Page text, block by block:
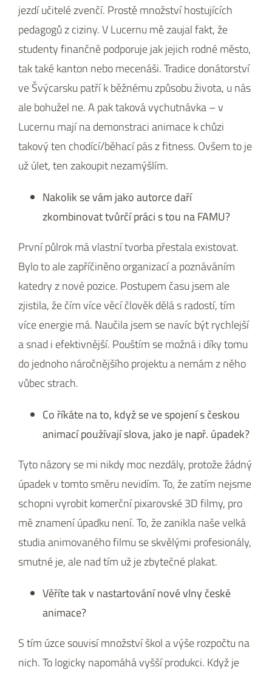
jezdí učitelé zvenčí. Prostě množství hostujících
pedagogů z ciziny. V Lucernu mě zaujal fakt, že
studenty finančně podporuje jak jejich rodné město,
tak také kanton nebo mecenáši. Tradice donátorství
ve Švýcarsku patří k běžnému způsobu života, u nás
ale bohužel ne. A pak taková vychutnávka – v
Lucernu mají na demonstraci animace k chůzi
takový ten chodící/běhací pás z fitness. Ovšem to je
už úlet, ten zakoupit nezamýšlím.
Nakolik se vám jako autorce daří
zkombinovat tvůrčí práci s tou na FAMU?
První půlrok má vlastní tvorba přestala existovat.
Bylo to ale zapříčiněno organizací a poznáváním
katedry z nové pozice. Postupem času jsem ale
zjistila, že čím více věcí člověk dělá s radostí, tím
více energie má. Naučila jsem se navíc být rychlejší
a snad i efektivnější. Pouštím se možná i díky tomu
do jednoho náročnějšího projektu a nemám z něho
vůbec strach.
Co říkáte na to, když se ve spojení s českou
animací používají slova, jako je např. úpadek?
Tyto názory se mi nikdy moc nezdály, protože žádný
úpadek v tomto směru nevidím. To, že zatím nejsme
schopni vyrobit komerční pixarovské 3D filmy, pro
mě znamení úpadku není. To, že zanikla naše velká
studia animovaného filmu se skvělými profesionály,
smutné je, ale nad tím už je zbytečné plakat.
Věříte tak v nastartování nové vlny české
animace?
S tím úzce souvisí množství škol a výše rozpočtu na
nich. To logicky napomáhá vyšší produkci. Když je